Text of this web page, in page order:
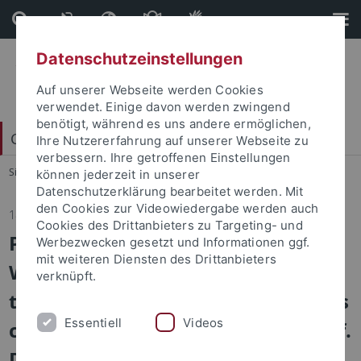
Direkt
zum
Inhalt
Direkt
zur
Fußleiste
China Centrum Tübingen (CCT)
Sie sind hier: Startseite ... Aktuelles
18.07.2025
Prof. Dr. LI Xuetao: Zwischen
Wissen und Nichtwissen: Die
transkulturelle Rekonstruktion des
chinesischen Buddhismus und Prof.
Datenschutzeinstellungen
Auf unserer Webseite werden Cookies
verwendet. Einige davon werden zwingend
benötigt, während es uns andere ermöglichen,
Ihre Nutzererfahrung auf unserer Webseite zu
verbessern. Ihre getroffenen Einstellungen
können jederzeit in unserer
Datenschutzerklärung bearbeitet werden. Mit
den Cookies zur Videowiedergabe werden auch
Cookies des Drittanbieters zu Targeting- und
Werbezwecken gesetzt und Informationen ggf.
mit weiteren Diensten des Drittanbieters
verknüpft.
Essentiell Videos